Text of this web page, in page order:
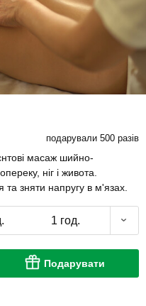
подарували 500 разів
масаж шийно-
ніг і живота.
зняти напругу в м'язах.
1 год.
Подарувати